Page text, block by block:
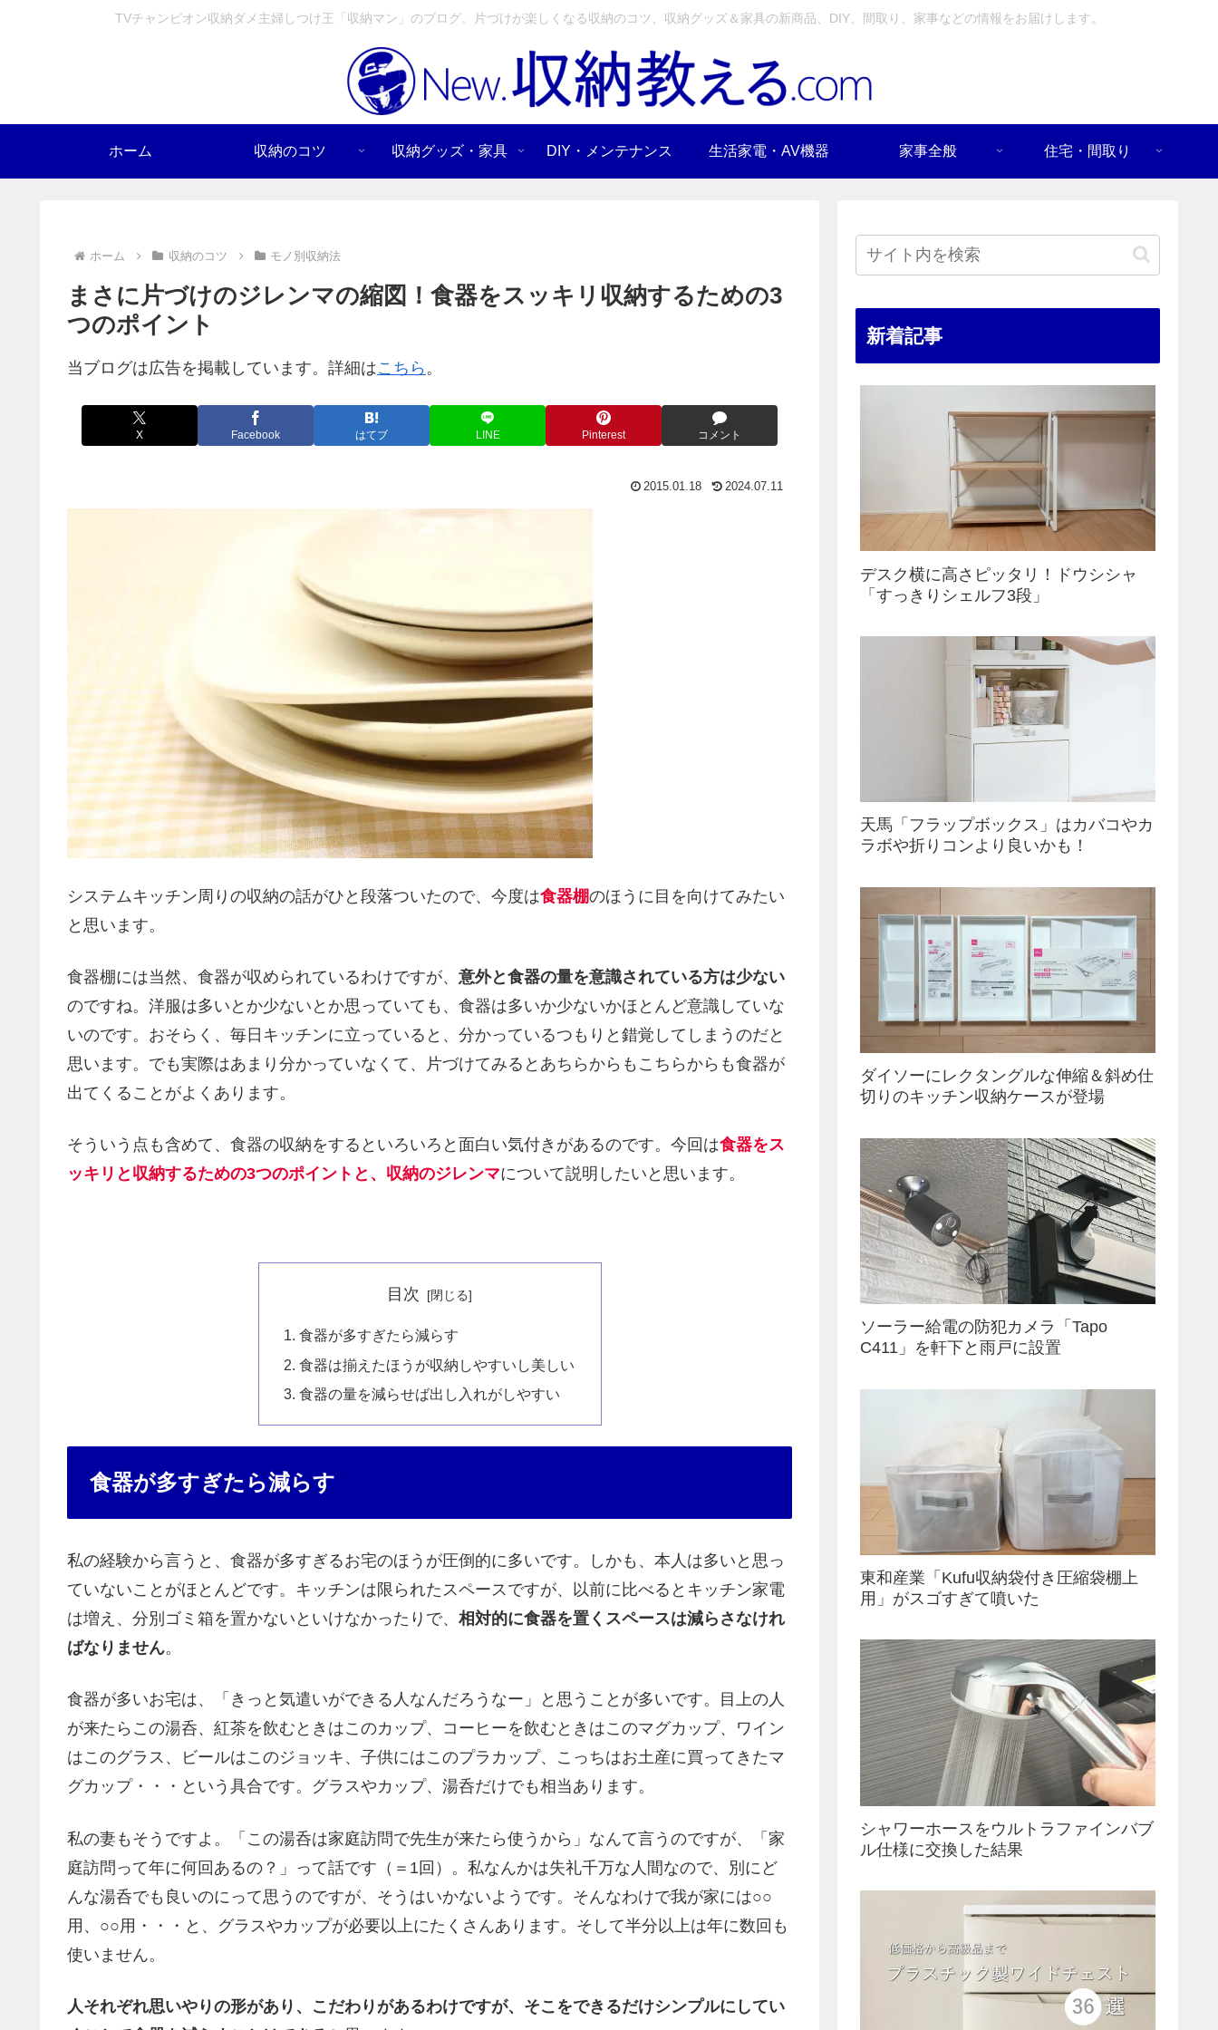
TVチャンピオン収納ダメ主婦しつけ王「収納マン」のブログ。片づけが楽しくなる収納のコツ、収納グッズ＆家具の新商品、DIY、間取り、家事などの情報をお届けします。
ホーム 収納のコツ 収納グッズ・家具 DIY・メンテナンス 生活家電・AV機器 家事全般 住宅・間取り
ホーム 収納のコツ モノ別収納法
まさに片づけのジレンマの縮図！食器をスッキリ収納するための3
つのポイント
当ブログは広告を掲載しています。詳細はこちら 。
X Facebook はてブ LINE Pinterest コメント
2015.01.18 2024.07.11
システムキッチン周りの収納の話がひと段落ついたので、今度は食器棚のほうに目を向けてみたい
と思います。
食器棚には当然、食器が収められているわけですが、 意外と食器の量を意識されている方は少ない
のですね。洋服は多いとか少ないとか思っていても、食器は多いか少ないかほとんど意識していな
いのです。おそらく、毎日キッチンに立っていると、分かっているつもりと錯覚してしまうのだと
思います。でも実際はあまり分かっていなくて、片づけてみるとあちらからもこちらからも食器が
出てくることがよくあります。
そういう点も含めて、食器の収納をするといろいろと面白い気付きがあるのです。今回は食器をス
ッキリと収納するための3つのポイントと、収納のジレンマについて説明したいと思います。
目次
食器が多すぎたら減らす
食器は揃えたほうが収納しやすいし美しい
食器の量を減らせば出し入れがしやすい
食器が多すぎたら減らす
私の経験から言うと、食器が多すぎるお宅のほうが圧倒的に多いです。しかも、本人は多いと思っ
ていないことがほとんどです。キッチンは限られたスペースですが、以前に比べるとキッチン家電
は増え、分別ゴミ箱を置かないといけなかったりで、 相対的に食器を置くスペースは減らさなけれ
ばなりません。
食器が多いお宅は、「きっと気遣いができる人なんだろうなー」と思うことが多いです。目上の人
が来たらこの湯呑、紅茶を飲むときはこのカップ、コーヒーを飲むときはこのマグカップ、ワイン
はこのグラス、ビールはこのジョッキ、子供にはこのプラカップ、こっちはお土産に買ってきたマ
グカップ・・・という具合です。グラスやカップ、湯呑だけでも相当あります。
私の妻もそうですよ。「この湯呑は家庭訪問で先生が来たら使うから」なんて言うのですが、「家
庭訪問って年に何回あるの？」って話です（＝1回）。私なんかは失礼千万な人間なので、別にど
んな湯呑でも良いのにって思うのですが、そうはいかないようです。そんなわけで我が家には○○
用、○○用・・・と、グラスやカップが必要以上にたくさんあります。そして半分以上は年に数回も
使いません。
人それぞれ思いやりの形があり、こだわりがあるわけですが、そこをできるだけシンプルにしてい
新着記事
デスク横に高さピッタリ！ドウシシャ
「すっきりシェルフ3段」
天馬「フラップボックス」はカバコやカ
ラボや折りコンより良いかも！
ダイソーにレクタングルな伸縮＆斜め仕
切りのキッチン収納ケースが登場
ソーラー給電の防犯カメラ「Tapo
C411」を軒下と雨戸に設置
東和産業「Kufu収納袋付き圧縮袋棚上
用」がスゴすぎて噴いた
シャワーホースをウルトラファインバブ
ル仕様に交換した結果